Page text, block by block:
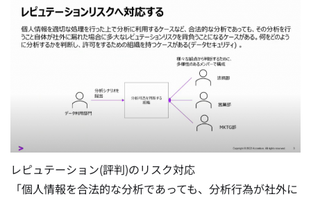
レピュテーション(評判)のリスク対応
「個人情報を合法的な分析であっても、分析行為が社外に